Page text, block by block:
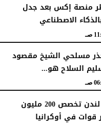
منصة إكس بعد جدل
الاصطناعي
صـ
مسلحي الشيخ مقصود
السلاح هو...
صـ
الدفاع البريطانية: لندن تخصص 200 مليون
قوات في أوكرانيا